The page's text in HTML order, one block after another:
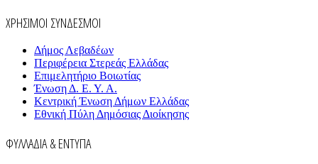
ΧΡΗΣΙΜΟΙ ΣΥΝΔΕΣΜΟΙ
Δήμος Λεβαδέων
Περιφέρεια Στερεάς Ελλάδας
Επιμελητήριο Βοιωτίας
Ένωση Δ. Ε. Υ. Α.
Κεντρική Ένωση Δήμων Ελλάδας
Εθνική Πύλη Δημόσιας Διοίκησης
ΦΥΛΛΑΔΙΑ & ΕΝΤΥΠΑ